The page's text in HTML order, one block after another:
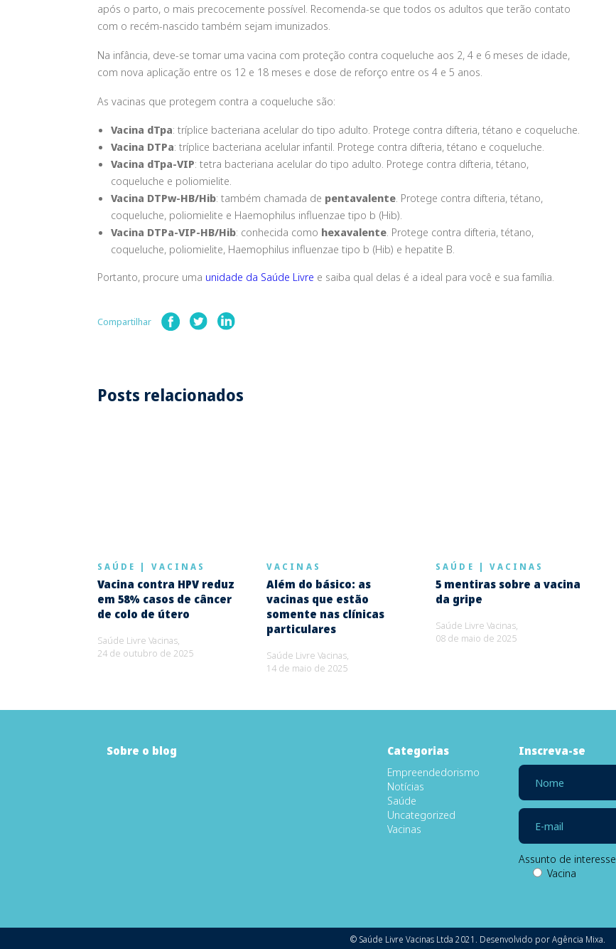
após o parto​, o mais precocemente possível. Recomenda-se que todos os adultos que terão contato
com o recém-nascido também sejam imunizados.
Na infância, deve-se tomar uma vacina com proteção contra coqueluche aos 2, 4 e 6 meses de idade,
com nova aplicação entre os 12 e 18 meses e dose de reforço entre os 4 e 5 anos.
As vacinas que protegem contra a coqueluche são:
Vacina dTpa: tríplice bacteriana acelular do tipo adulto. Protege contra difteria, tétano e coqueluche.
Vacina DTPa: tríplice bacteriana acelular infantil. Protege contra difteria, tétano e coqueluche.
Vacina dTpa-VIP: tetra bacteriana acelular do tipo adulto. Protege contra difteria, tétano,
coqueluche e poliomielite.
Vacina DTPw­-HB/Hib: também chamada de pentavalente. Protege contra difteria, tétano,
coqueluche, poliomielite e Haemophilus influenzae tipo b (Hib).
Vacina DTPa-VIP-HB/Hib: conhecida como hexavalente. Protege contra difteria, tétano,
coqueluche, poliomielite, Haemophilus influenzae tipo b (Hib) e hepatite B.
Portanto, procure uma unidade da Saúde Livre e saiba qual delas é a ideal para você e sua família.
Compartilhar
Posts relacionados
SAÚDE | VACINAS
Vacina contra HPV reduz
em 58% casos de câncer
de colo de útero
Saúde Livre Vacinas,
24 de outubro de 2025
VACINAS
Além do básico: as
vacinas que estão
somente nas clínicas
particulares
Saúde Livre Vacinas,
14 de maio de 2025
SAÚDE | VACINAS
5 mentiras sobre a vacina
da gripe
Saúde Livre Vacinas,
08 de maio de 2025
Sobre o blog
Categorias
Empreendedorismo
Notícias
Saúde
Uncategorized
Vacinas
Inscreva-se
Assunto de interesse
Vacina
© Saúde Livre Vacinas Ltda 2021. Desenvolvido porAgência Mixa.